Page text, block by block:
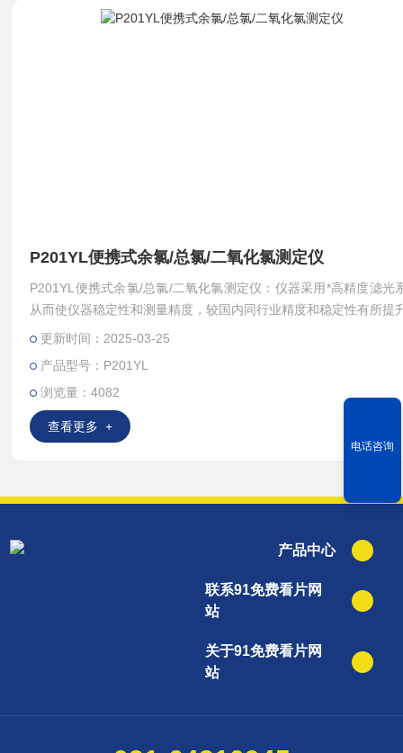
P201YL便携式余氯/总氯/二氧化氯测定仪
P201YL便携式余氯/总氯/二氧化氯测定仪：仪器采用*高精度滤光
从而使仪器稳定性和测量精度，较国内同行业精度和稳定性有所提
更新时间：2025-03-25
产品型号：P201YL
浏览量：4082
查看更多 +
产品中心
联系91免费看片网
站
关于91免费看片网
站
电话咨询